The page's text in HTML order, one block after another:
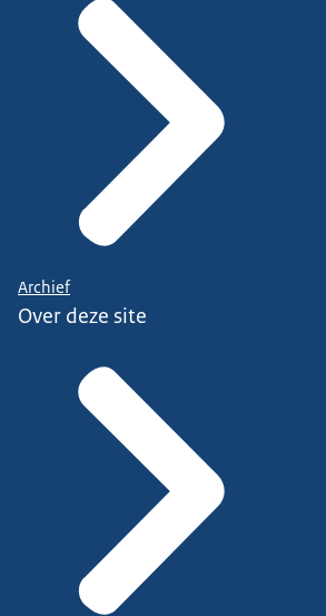
Archief
Over deze site